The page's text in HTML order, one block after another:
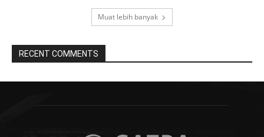
Muat lebih banyak
RECENT COMMENTS